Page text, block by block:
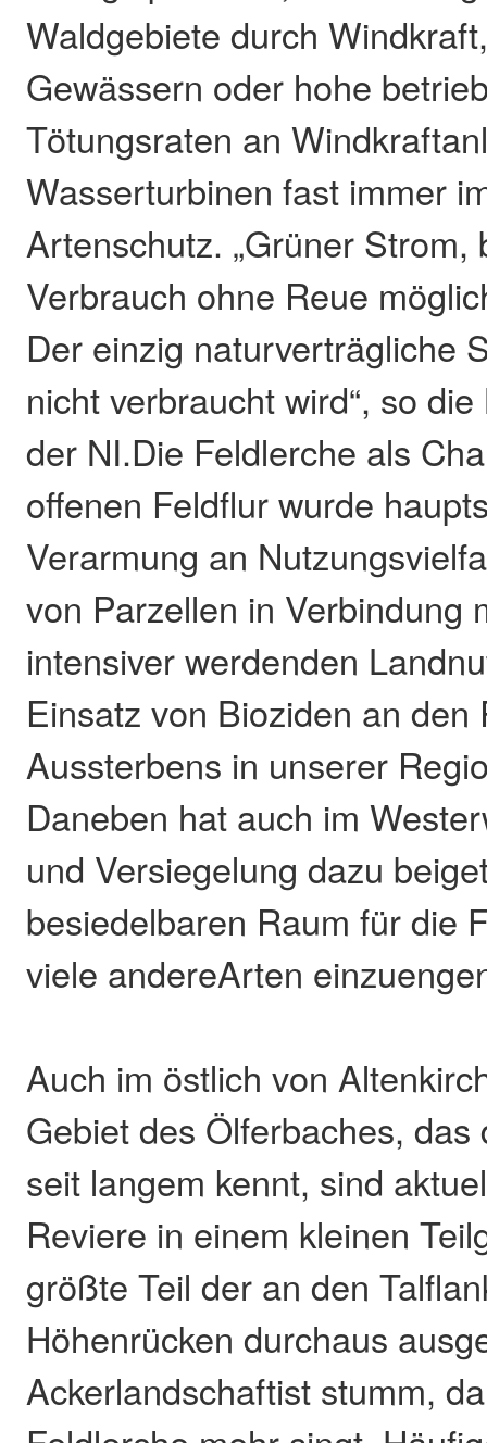
Waldgebiete durch
Gewässern oder hohe
Tötungsraten an
Wasserturbinen fast immer
Artenschutz. „Grüner Strom,
Verbrauch ohne Reue
Der einzig naturverträgliche
nicht verbraucht wird“, so
der NI.Die Feldlerche als
offenen Feldflur wurde
Verarmung an
von Parzellen in Verbindung
intensiver werdenden
Einsatz von Bioziden an den
Aussterbens in unserer
Daneben hat auch im
und Versiegelung dazu
besiedelbaren Raum für die
viele andereArten
Auch im östlich von
Gebiet des Ölferbaches,
seit langem kennt, sind
Reviere in einem kleinen
größte Teil der an den
Höhenrücken durchaus
Ackerlandschaftist stumm,